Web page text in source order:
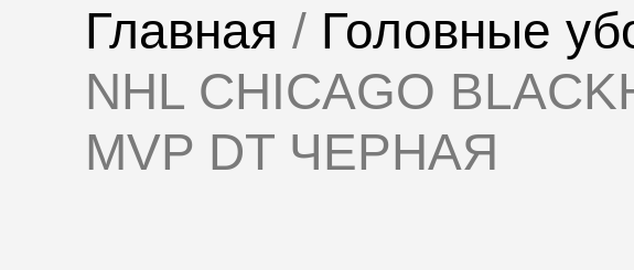
Главная / Головные
NHL CHICAGO
MVP DT ЧЕРНАЯ